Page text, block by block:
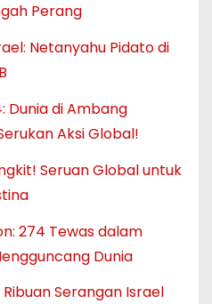
Perang
Netanyahu Pidato di
Dunia di Ambang
Aksi Global!
Seruan Global untuk
274 Tewas dalam
Dunia
Serangan Israel